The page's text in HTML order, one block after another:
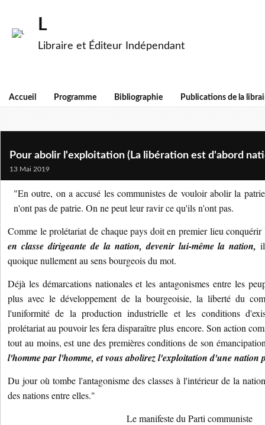
L
Libraire et Éditeur Indépendant
Accueil Programme Bibliographie Publications de la
Pour abolir l'exploitation (La libération est d'abord
13 Mai 2019
"En outre, on a accusé les communistes de vouloir abolir la
n'ont pas de patrie. On ne peut leur ravir ce qu'ils n'ont pas.
Comme le prolétariat de chaque pays doit en premier lieu
en classe dirigeante de la nation, devenir lui-même la nation,
quoique nullement au sens bourgeois du mot.
Déjà les démarcations nationales et les antagonismes entre les
plus avec le développement de la bourgeoisie, la liberté du
l'uniformité de la production industrielle et les conditions
prolétariat au pouvoir les fera disparaître plus encore. Son action
tout au moins, est une des premières conditions de son
l'homme par l'homme, et vous abolirez l'exploitation d'une nation
Du jour où tombe l'antagonisme des classes à l'intérieur de la
des nations entre elles."
Le manifeste du Parti communiste